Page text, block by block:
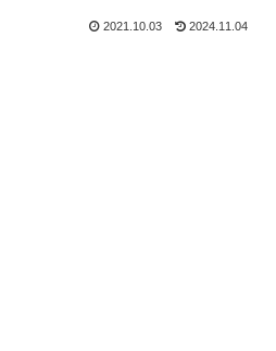
2021.10.03 2024.11.04